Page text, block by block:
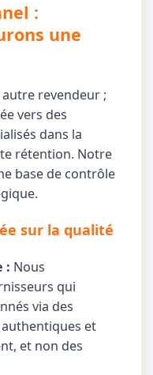
:
une
revendeur ;
vers des
dans la
rétention. Notre
base de contrôle
sur la qualité
: Nous
qui
via des
et
et non des